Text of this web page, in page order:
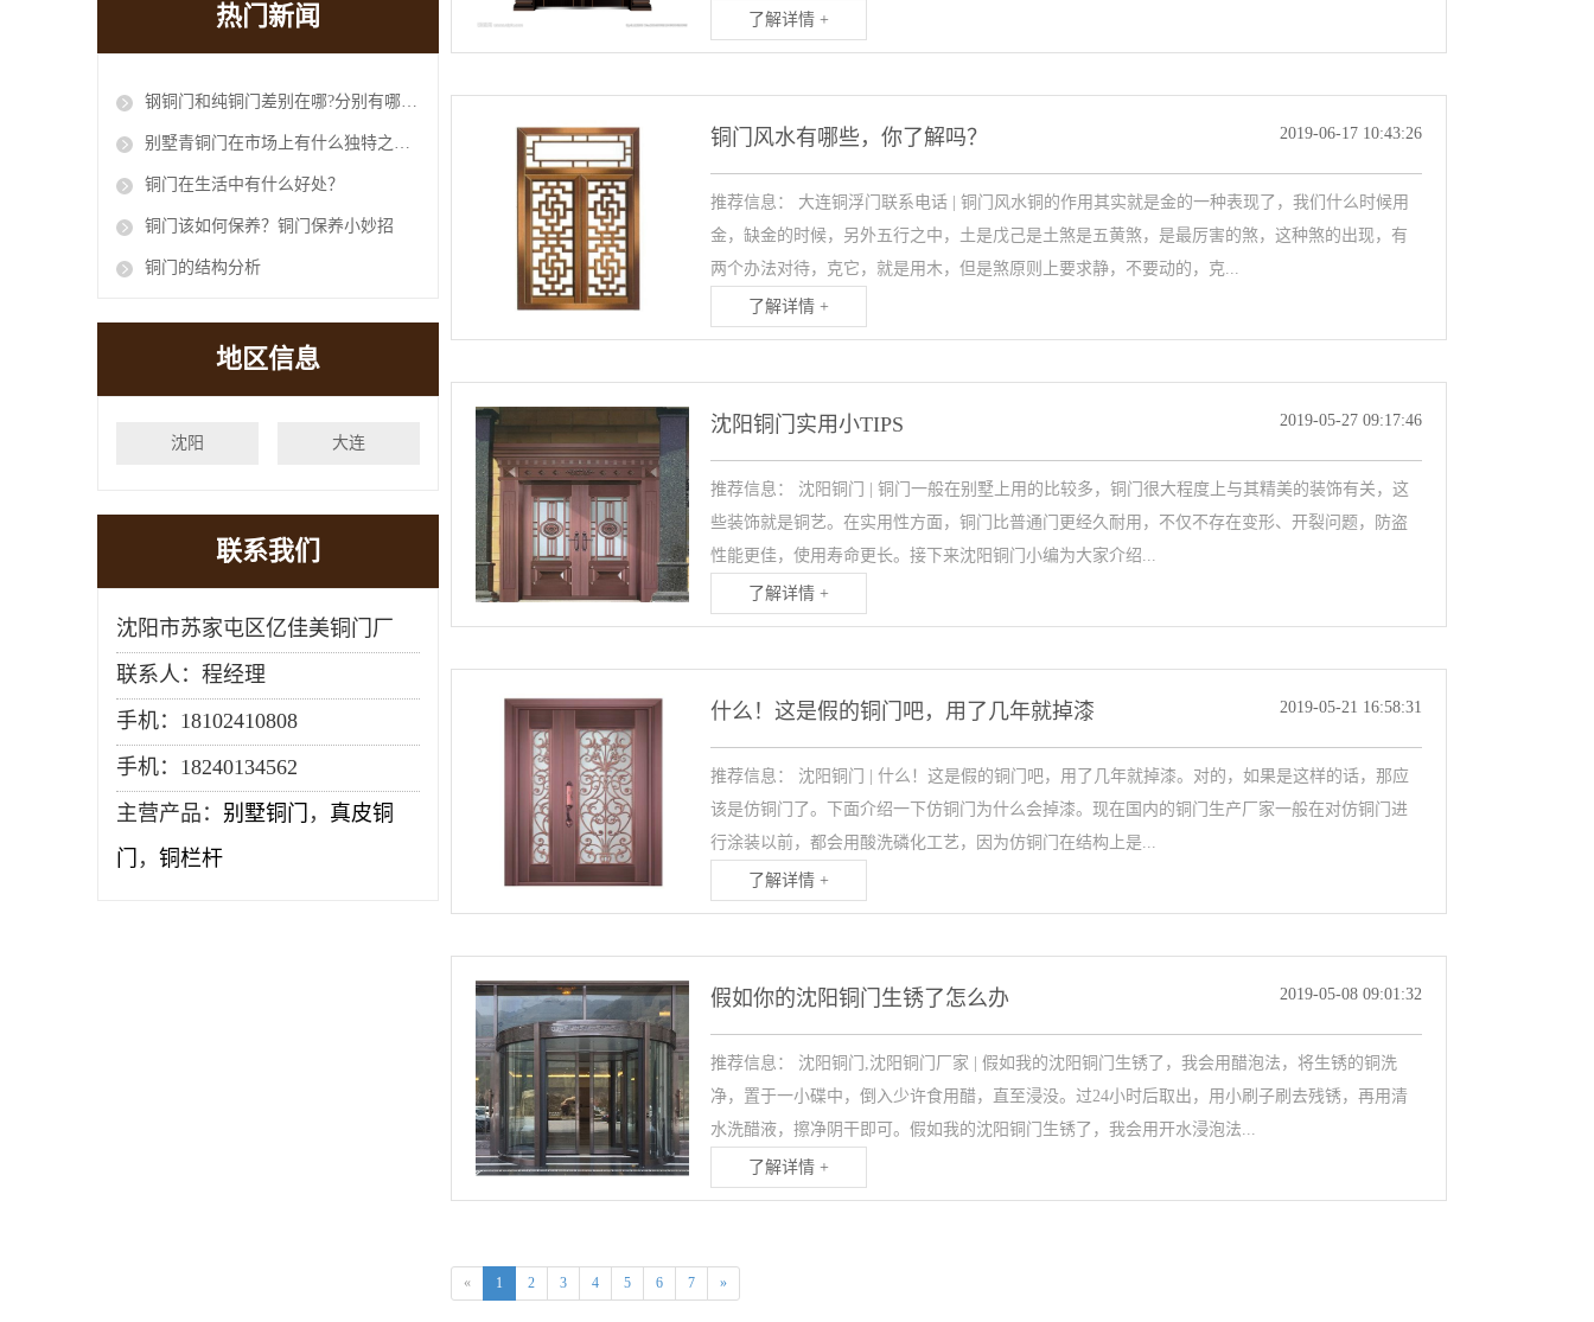
热门新闻
钢铜门和纯铜门差别在哪?分别有哪些优缺点?
别墅青铜门在市场上有什么独特之处？
铜门在生活中有什么好处？
铜门该如何保养？铜门保养小妙招
铜门的结构分析
地区信息
沈阳 大连
联系我们
沈阳市苏家屯区亿佳美铜门厂
联系人：程经理
手机：18102410808
手机： 18240134562
主营产品： 别墅铜门 ， 真皮铜
门
， 铜栏杆
了解详情 +
铜门​风水有哪些，你了解吗？ 2019-06-17 10:43:26
推荐信息： 大连铜浮门联系电话 | 铜门风水铜的作用其实就是金的一种表现了，我们什么时候用
金，缺金的时候，另外五行之中，土是戊己是土煞是五黄煞，是最厉害的煞，这种煞的出现，有
两个办法对待，克它，就是用木，但是煞原则上要求静，不要动的，克...
了解详情 +
沈阳铜门实用小TIPS 2019-05-27 09:17:46
推荐信息： 沈阳铜门 | 铜门一般在别墅上用的比较多，铜门很大程度上与其精美的装饰有关，这
些装饰就是铜艺。在实用性方面，铜门比普通门更经久耐用，不仅不存在变形、开裂问题，防盗
性能更佳，使用寿命更长。接下来沈阳铜门小编为大家介绍...
了解详情 +
什么！这是假的铜门吧，用了几年就掉漆 2019-05-21 16:58:31
推荐信息： 沈阳铜门 | 什么！这是假的铜门吧，用了几年就掉漆。对的，如果是这样的话，那应
该是仿铜门了。下面介绍一下仿铜门为什么会掉漆。现在国内的铜门生产厂家一般在对仿铜门进
行涂装以前，都会用酸洗磷化工艺，因为仿铜门在结构上是...
了解详情 +
假如你的沈阳铜门生锈了怎么办 2019-05-08 09:01:32
推荐信息： 沈阳铜门,沈阳铜门厂家 | 假如我的沈阳铜门生锈了，我会用醋泡法，将生锈的铜洗
净，置于一小碟中，倒入少许食用醋，直至浸没。过24小时后取出，用小刷子刷去残锈，再用清
水洗醋液，擦净阴干即可。假如我的沈阳铜门生锈了，我会用开水浸泡法...
了解详情 +
« 1 2 3 4 5 6 7 »